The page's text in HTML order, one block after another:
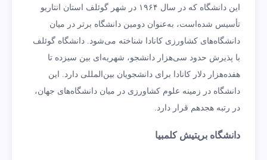
این دانشگاه که در سال ۱۹۶۴ در شهر گوئلف استان انتاریو
تأسیس شده‌است، به‌عنوان دومین دانشگاه برتر در میان
دانشگاه‌های کشاورزی کانادا شناخته می‌شود. دانشگاه گوئلف
با پذیرش حدود سی‌هزار دانشجو، شهریه‌ای بین سیزده تا
هفده‌هزار دلار کانادا برای دانشجویان بین‌المللی دارد. این
دانشگاه در زمینه علوم کشاورزی در میان دانشگاه‌های جهان،
در رتبه هجدهم قرار دارد.
دانشگاه بریتیش کلمبیا